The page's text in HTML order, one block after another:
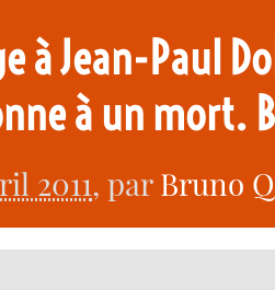
à Jean-Paul
à un mort.
2011, parBruno